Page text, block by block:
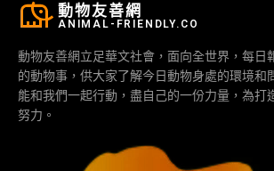
動物友善網
ANIMAL-FRIENDLY.CO
動物友善網立足華文社會，面向全世界，每日
的動物事，供大家了解今日動物身處的環境和
能和我們一起行動，盡自己的一份力量，為打
努力。